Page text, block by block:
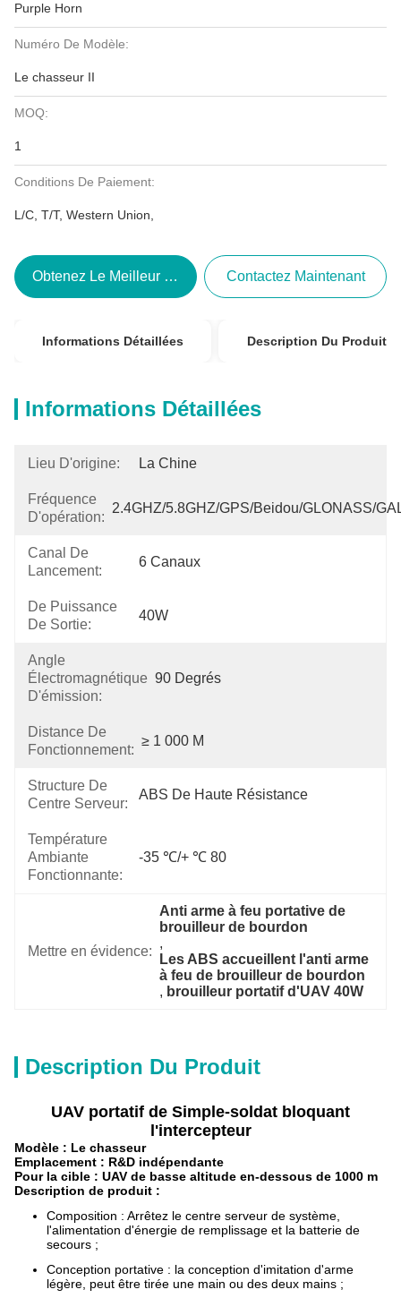
Purple Horn
Numéro De Modèle:
Le chasseur II
MOQ:
1
Conditions De Paiement:
L/C, T/T, Western Union,
Obtenez Le Meilleur Prix Contactez Maintenant
Informations Détaillées Description Du Produit
Informations Détaillées
Lieu D'origine: La Chine
Fréquence
D'opération:
2.4GHZ/5.8GHZ/GPS/Beidou/GLONASS/
Canal De
Lancement:
6 Canaux
De Puissance
De Sortie:
40W
Angle
Électromagnétique
D'émission:
90 Degrés
Distance De
Fonctionnement:
≥ 1 000 M
Structure De
Centre Serveur:
ABS De Haute Résistance
Température
Ambiante
Fonctionnante:
-35 ℃/+ ℃ 80
Mettre en évidence:
Anti arme à feu portative de
brouilleur de bourdon
,
Les ABS accueillent l'anti arme
à feu de brouilleur de bourdon
, brouilleur portatif d'UAV 40W
Description Du Produit
UAV portatif de Simple-soldat bloquant
l'intercepteur
Modèle : Le chasseur
Emplacement : R&D indépendante
Pour la cible : UAV de basse altitude en-dessous de 1000 m
Description de produit :
Composition : Arrêtez le centre serveur de système,
l'alimentation d'énergie de remplissage et la batterie de
secours ;
Conception portative : la conception d'imitation d'arme
légère, peut être tirée une main ou des deux mains ;